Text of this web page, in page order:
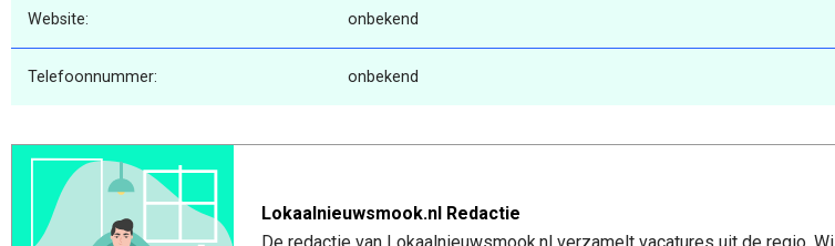
Website: onbekend
Telefoonnummer: onbekend
Lokaalnieuwsmook.nl Redactie